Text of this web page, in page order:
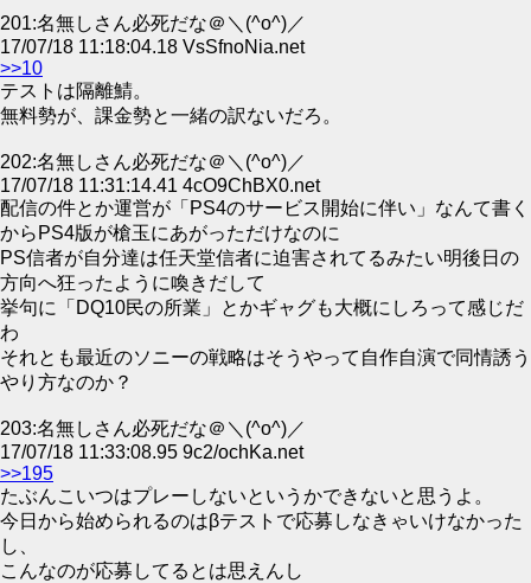
201:名無しさん必死だな＠＼(^o^)／
17/07/18 11:18:04.18 VsSfnoNia.net
>>10
テストは隔離鯖。
無料勢が、課金勢と一緒の訳ないだろ。
202:名無しさん必死だな＠＼(^o^)／
17/07/18 11:31:14.41 4cO9ChBX0.net
配信の件とか運営が「PS4のサービス開始に伴い」なんて書く
からPS4版が槍玉にあがっただけなのに
PS信者が自分達は任天堂信者に迫害されてるみたい明後日の
方向へ狂ったように喚きだして
挙句に「DQ10民の所業」とかギャグも大概にしろって感じだ
わ
それとも最近のソニーの戦略はそうやって自作自演で同情誘う
やり方なのか？
203:名無しさん必死だな＠＼(^o^)／
17/07/18 11:33:08.95 9c2/ochKa.net
>>195
たぶんこいつはプレーしないというかできないと思うよ。
今日から始められるのはβテストで応募しなきゃいけなかった
し、
こんなのが応募してるとは思えんし